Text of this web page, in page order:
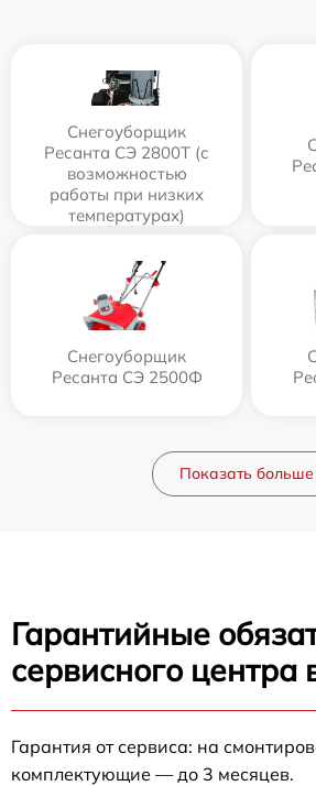
Снегоуборщик
Ресанта СЭ 2800Т (с
возможностью
работы при низких
температурах)
Снегоуборщик
Ресанта СЭ 2500Ф
Показать больше
Гарантийные
сервисного центра
Гарантия от сервиса: на
комплектующие — до 3 месяцев.